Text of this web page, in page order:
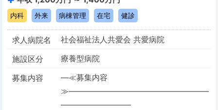
内科 外来 病棟管理 在宅 健診
求人病院名
社会福祉法人共愛会 共愛病院
施設区分
療養型病院
募集内容
―≪募集内容
≫――――――――――――――――――
―――――――――